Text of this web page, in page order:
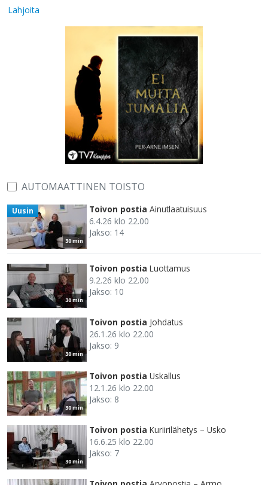
Lahjoita
AUTOMAATTINEN TOISTO
30 min
Uusin Toivon postia Ainutlaatuisuus
6.4.26 klo 22.00
Jakso: 14
30 min
Toivon postia Luottamus
9.2.26 klo 22.00
Jakso: 10
30 min
Toivon postia Johdatus
26.1.26 klo 22.00
Jakso: 9
30 min
Toivon postia Uskallus
12.1.26 klo 22.00
Jakso: 8
30 min
Toivon postia Kuriirilähetys – Usko
16.6.25 klo 22.00
Jakso: 7